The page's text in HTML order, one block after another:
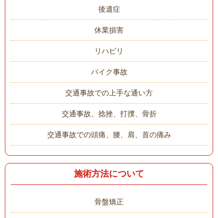
後遺症
休業損害
リハビリ
バイク事故
交通事故での上手な通い方
交通事故、捻挫、打撲、骨折
交通事故での頭痛、腰、肩、首の痛み
施術方法について
骨盤矯正